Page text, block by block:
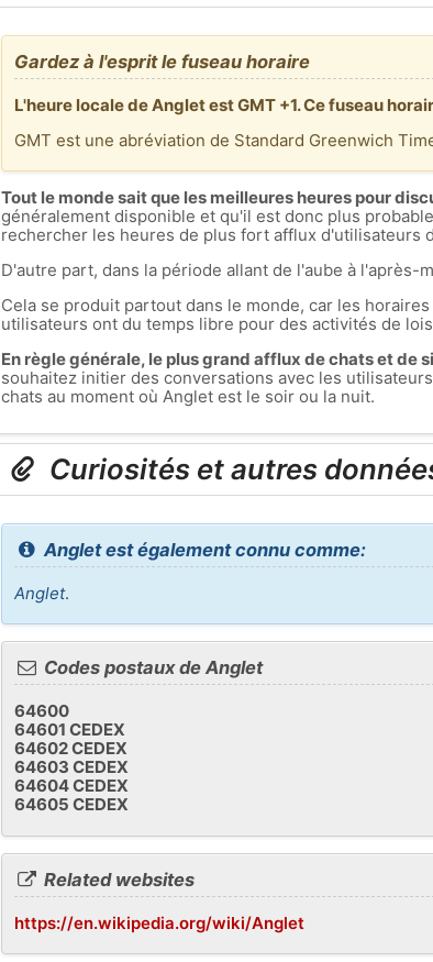
Gardez à l'esprit le fuseau horaire
L'heure locale de Anglet est GMT +1. Ce fuseau
GMT est une abréviation de Standard Greenwich
Tout le monde sait que les meilleures heures pour
généralement disponible et qu'il est donc plus
rechercher les heures de plus fort afflux d'utilisateurs
D'autre part, dans la période allant de l'aube à
Cela se produit partout dans le monde, car les
utilisateurs ont du temps libre pour des activités de
En règle générale, le plus grand afflux de chats et de
souhaitez initier des conversations avec les
chats au moment où Anglet est le soir ou la nuit.
Curiosités et autres
Anglet est également connu comme:
Anglet.
Codes postaux de Anglet
64600
64601 CEDEX
64602 CEDEX
64603 CEDEX
64604 CEDEX
64605 CEDEX
Related websites
https://en.wikipedia.org/wiki/Anglet